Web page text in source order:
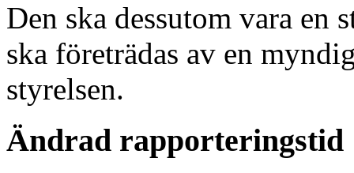
Den ska dessutom vara en
ska företrädas av en
styrelsen.
Ändrad rapporteringstid